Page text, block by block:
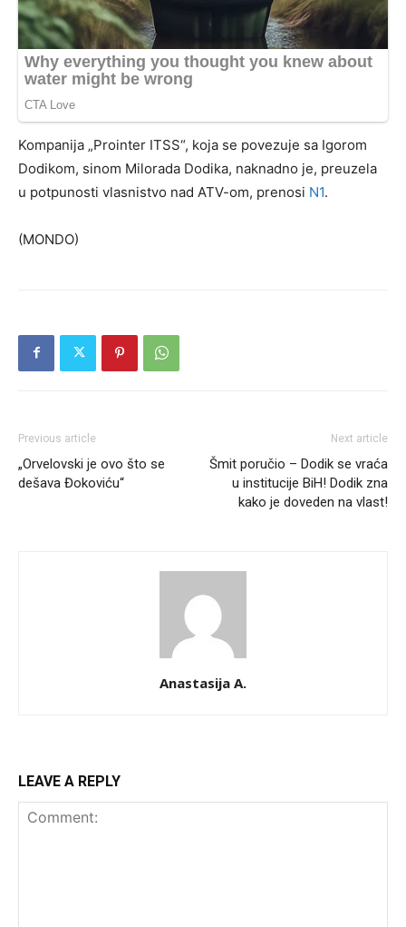
Kompanija „Prointer ITSS“, koja se povezuje sa Igorom
Dodikom, sinom Milorada Dodika, naknadno je, preuzela
u potpunosti vlasnistvo nad ATV-om, prenosi N1.
(MONDO)
Previous article
„Orvelovski je ovo što se
dešava Đokoviću“
Next article
Šmit poručio – Dodik se vraća
u institucije BiH! Dodik zna
kako je doveden na vlast!
Anastasija A.
LEAVE A REPLY